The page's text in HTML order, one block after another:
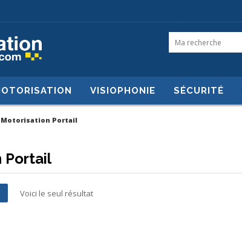
VISIOPHONIE SÉCURITÉ
Motorisation Portail
Portail
Voici le seul résultat